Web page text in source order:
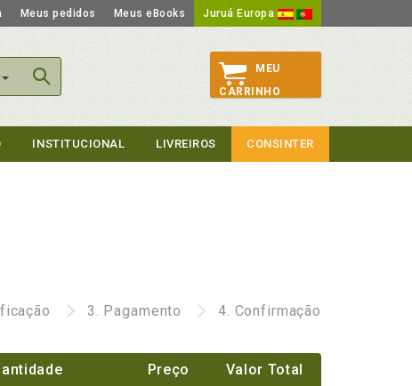
Meus pedidos Meus eBooks Juruá Europa
MEU
CARRINHO
INSTITUCIONAL LIVREIROS CONSINTER
3. Pagamento 4. Confirmação
Preço Valor Total